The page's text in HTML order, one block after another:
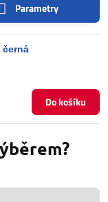
Parametry
černá
Do košíku